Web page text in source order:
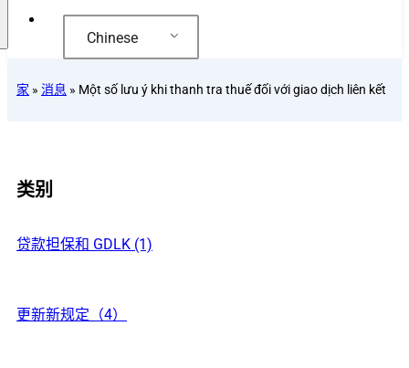
Chinese
家 » 消息 » Một số lưu ý khi thanh tra thuế đối với giao dịch liên kết
类别
贷款担保和 GDLK (1)
更新新规定（4）